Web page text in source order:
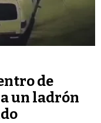
de
un ladrón